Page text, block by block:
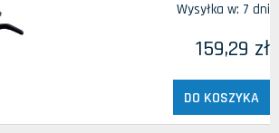
Wysyłka w: 7 dni
159,29 zł
DO KOSZYKA